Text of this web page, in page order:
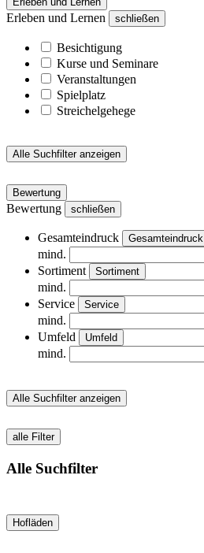
Erleben und Lernen schließen
Besichtigung
Kurse und Seminare
Veranstaltungen
Spielplatz
Streichelgehege
Alle Suchfilter anzeigen
Bewertung
Bewertung schließen
Gesamteindruck Gesamteindruck
mind.
Sortiment
Sortiment
mind.
Service
Service
mind.
Umfeld
Umfeld
mind.
Alle Suchfilter anzeigen
alle Filter
Alle Suchfilter
Hofläden